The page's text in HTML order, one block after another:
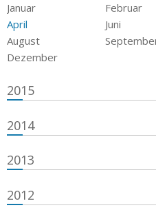
Januar Februar
April
Juni
August
Dezember
2015
2014
2013
2012